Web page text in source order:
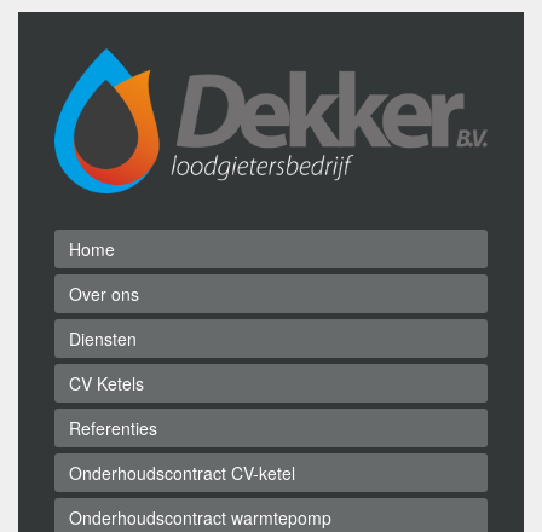
Home
Over ons
Diensten
CV Ketels
Referenties
Onderhoudscontract CV-ketel
Onderhoudscontract warmtepomp